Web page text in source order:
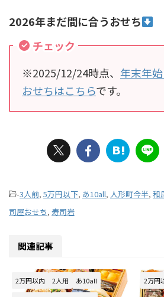
2026年まだ間に合うおせち
チェック
※2025/12/24時点、 年末年
おせちはこちらです。
-3人前, 5万円以下, あ10all, 人形町今半, 和
司屋おせち, 寿司岩
関連記事
2万円以内 2人用 あ10all 2万円